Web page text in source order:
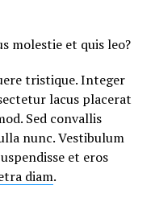
molestie et quis leo?
tristique. Integer
lacus placerat
Sed convallis
nunc. Vestibulum
et eros
diam.